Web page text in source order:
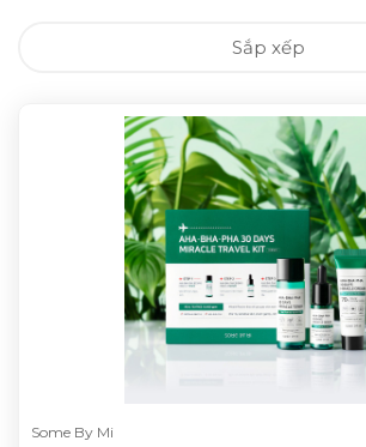
Sắp xếp
Some By Mi